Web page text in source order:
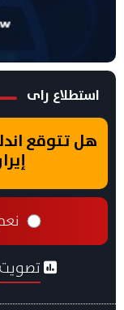
استطلاع راى
هل تتوقع
تصويت